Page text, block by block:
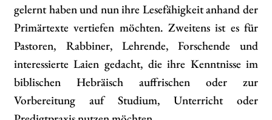
gelernt haben und nun ihre Lesefähigkeit anhand der
Primärtexte vertiefen möchten. Zweitens ist es für
Pastoren, Rabbiner, Lehrende, Forschende und
interessierte Laien gedacht, die ihre Kenntnisse im
biblischen Hebräisch auffrischen oder zur
Vorbereitung auf Studium, Unterricht oder